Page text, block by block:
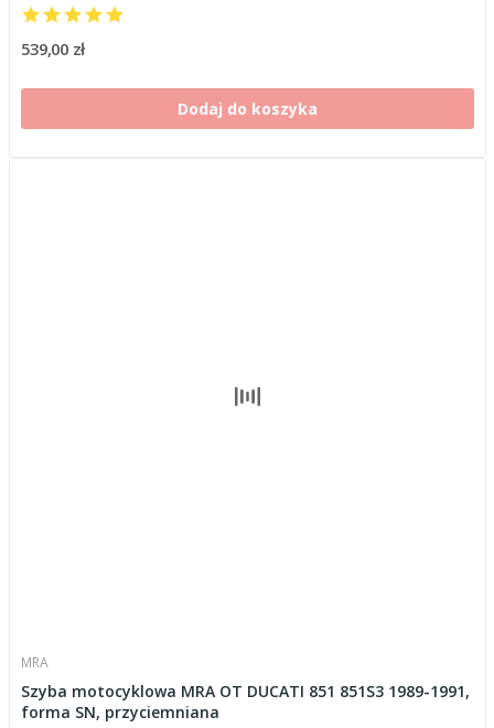
539,00 zł
Dodaj do koszyka
MRA
Szyba motocyklowa MRA OT DUCATI 851 851S3 1989-1991,
forma SN, przyciemniana